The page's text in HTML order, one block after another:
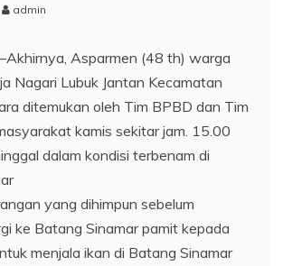
admin
Asparmen (48 th) warga
Nagari Lubuk Jantan Kecamatan
ditemukan oleh Tim BPBD dan Tim
kamis sekitar jam. 15.00
dalam kondisi terbenam di
yang dihimpun sebelum
ke Batang Sinamar pamit kepada
menjala ikan di Batang Sinamar